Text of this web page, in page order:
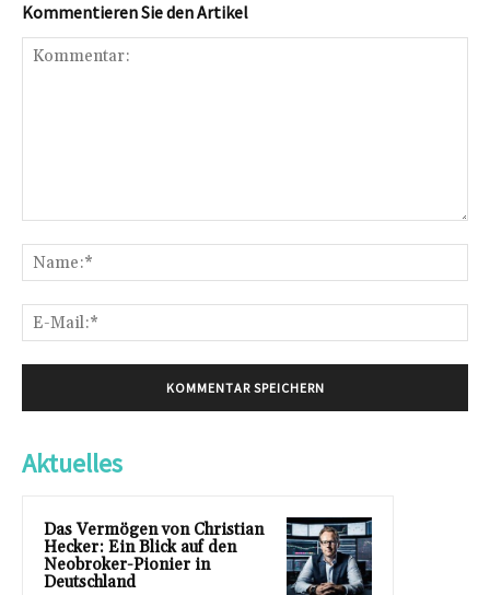
Kommentieren Sie den Artikel
Aktuelles
Das Vermögen von Christian
Hecker: Ein Blick auf den
Neobroker-Pionier in
Deutschland